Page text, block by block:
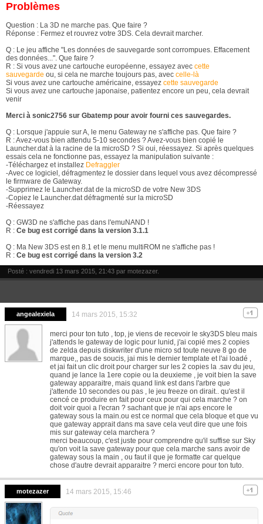
Problèmes
Question : La 3D ne marche pas. Que faire ?
Réponse : Fermez et rouvrez votre 3DS. Cela devrait marcher.
Q : Le jeu affiche "Les données de sauvegarde sont corrompues. Effacement
des données...". Que faire ?
R : Si vous avez une cartouche européenne, essayez avec cette
sauvegarde ou, si cela ne marche toujours pas, avec celle-là
Si vous avez une cartouche américaine, essayez cette sauvegarde
Si vous avez une cartouche japonaise, patientez encore un peu, cela devrait
venir
Merci à sonic2756 sur Gbatemp pour avoir fourni ces sauvegardes.
Q : Lorsque j'appuie sur A, le menu Gateway ne s'affiche pas. Que faire ?
R : Avez-vous bien attendu 5-10 secondes ? Avez-vous bien copié le
Launcher.dat à la racine de la microSD ? Si oui, réessayez. Si après quelques
essais cela ne fonctionne pas, essayez la manipulation suivante :
-Téléchargez et installez Defraggler
-Avec ce logiciel, défragmentez le dossier dans lequel vous avez décompressé
le firmware de Gateway.
-Supprimez le Launcher.dat de la microSD de votre New 3DS
-Copiez le Launcher.dat défragmenté sur la microSD
-Réessayez
Q : GW3D ne s'affiche pas dans l'emuNAND !
R : Ce bug est corrigé dans la version 3.1.1
Q : Ma New 3DS est en 8.1 et le menu multiROM ne s'affiche pas !
R : Ce bug est corrigé dans la version 3.2
Posté : vendredi 13 mars 2015, 21:43 par motezazer.
angealexiela 14 mars 2015, 15:32
merci pour ton tuto , top, je viens de recevoir le sky3DS bleu mais
j'attends le gateway de logic pour lunid, j'ai copié mes 2 copies
de zelda depuis diskwriter d'une micro sd toute neuve 8 go de
marque,, pas de soucis, jai mis le dernier template et l'ai loadé ,
et jai fait un clic droit pour charger sur les 2 copies la .sav du jeu,
quand je lance la 1ere copie ou la deuxieme , je voit bien la save
gateway apparaitre, mais quand link est dans l'arbre que
j'attende 10 secondes ou pas , le jeu freeze on dirait.. qu'est il
cencé ce produire en fait pour ceux pour qui cela marche ? on
doit voir quoi a l'ecran ? sachant que je n'ai aps encore le
gateway sous la main.ou est ce normal que cela bloque et que vu
que gateway apprait dans ma save cela veut dire que une fois
mis sur gateway cela marchera ?
merci beaucoup, c'est juste pour comprendre qu'il suffise sur Sky
qu'on voit la save gateway pour que cela marche sans avoir de
gateway sous la main , ou faut il que je formatte car quelque
chose d'autre devrait apparaitre ? merci encore pour ton tuto.
motezazer 14 mars 2015, 15:46